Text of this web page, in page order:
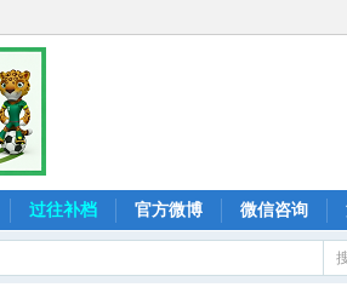
过往补档 官方微博 微信咨询